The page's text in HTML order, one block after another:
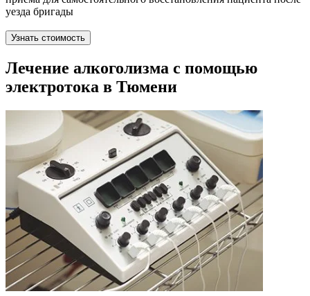
уезда бригады
Узнать стоимость
Лечение алкоголизма с помощью
электротока в Тюмени